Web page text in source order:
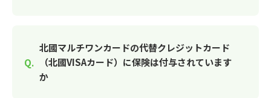
北國マルチワンカードの代替クレジットカード
（北國VISAカード）に保険は付与されています
か